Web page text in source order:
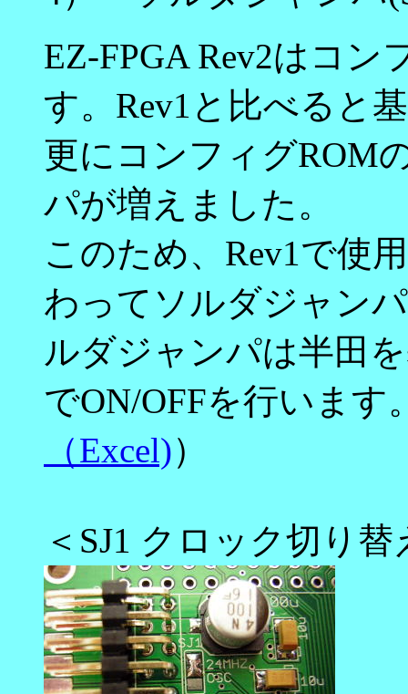
EZ-FPGA Rev2はコ
す。Rev1と比べると
更にコンフィグROM
パが増えました。
このため、Rev1で使
わってソルダジャン
ルダジャンパは半田
でON/OFFを行います
（Excel)）
＜SJ1 クロック切り